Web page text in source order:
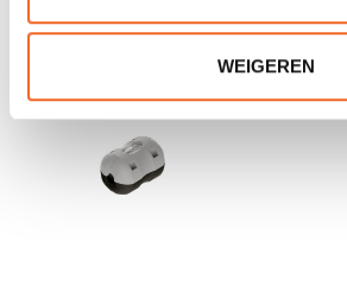
WEIGEREN